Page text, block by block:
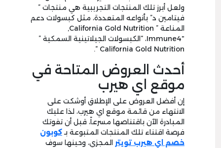
ولعل أبرز تلك المنتجات التجريبية هي منتجات ”
فيتامين د” بأنواعه المتعددة، مثل كبسولات دعم
المناعة ” California Gold Nutrition‏,
Immune4″، “الكبسولات الجيلاتينية السمكية ”
California Gold Nutrition “.
أحدث العروض المتاحة في
موقع اي هيرب
إن أفضل العروض على الإطلاق أوشكت على
الانتهاء من قائمة موقع اي هيرب، لذا عليك
المبادرة الآن باقتناصها مسرعاً، قبل أن تفوتك
فرصة اقتناء تلك المنتجات المتبوعة بـكوبون
خصم اي هيرب تويتر المجزي، وحينها سوف